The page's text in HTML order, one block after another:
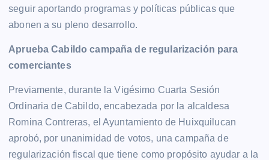
seguir aportando programas y políticas públicas que
abonen a su pleno desarrollo.
Aprueba Cabildo campaña de regularización para
comerciantes
Previamente, durante la Vigésimo Cuarta Sesión
Ordinaria de Cabildo, encabezada por la alcaldesa
Romina Contreras, el Ayuntamiento de Huixquilucan
aprobó, por unanimidad de votos, una campaña de
regularización fiscal que tiene como propósito ayudar a la